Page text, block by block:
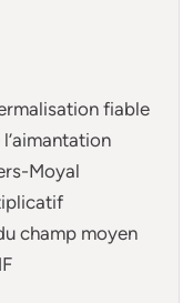
fiable
Moyal
champ moyen